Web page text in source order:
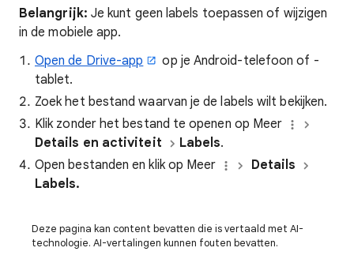
Belangrijk: Je kunt geen labels toepassen of wijzigen
in de mobiele app.
Open de Drive-app
op je Android-telefoon of -
tablet.
Zoek het bestand waarvan je de labels wilt bekijken.
Klik zonder het bestand te openen op Meer
Details en activiteit
Labels.
Open bestanden en klik op Meer
Details
Labels.
Deze pagina kan content bevatten die is vertaald met AI-
technologie. AI-vertalingen kunnen fouten bevatten.